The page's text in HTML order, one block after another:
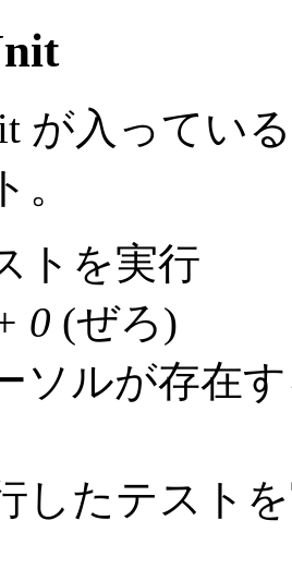
が入ってい
。
トを実行
0 (ぜろ)
ソルが存在
したテスト